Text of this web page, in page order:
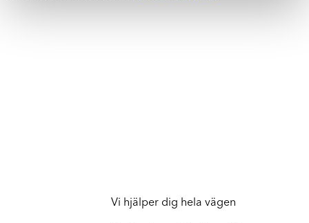
Vi hjälper dig hela vägen